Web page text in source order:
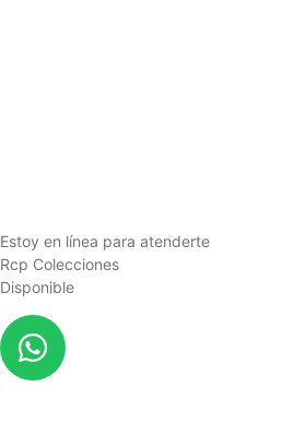
Estoy en línea para atenderte
Rcp Colecciones
Disponible